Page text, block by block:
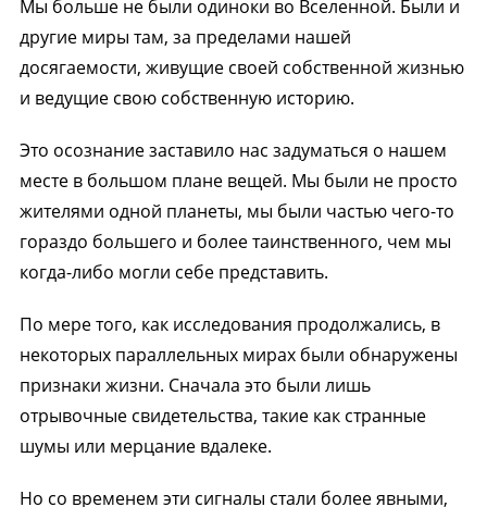
Мы больше не были одиноки во Вселенной. Были и
другие миры там, за пределами нашей
досягаемости, живущие своей собственной жизнью
и ведущие свою собственную историю.
Это осознание заставило нас задуматься о нашем
месте в большом плане вещей. Мы были не просто
жителями одной планеты, мы были частью чего-то
гораздо большего и более таинственного, чем мы
когда-либо могли себе представить.
По мере того, как исследования продолжались, в
некоторых параллельных мирах были обнаружены
признаки жизни. Сначала это были лишь
отрывочные свидетельства, такие как странные
шумы или мерцание вдалеке.
Но со временем эти сигналы стали более явными,